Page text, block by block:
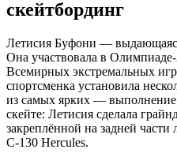
скейтбординг
Летисия Буфони —
Она участвовала в
Всемирных экстремальных
спортсменка установила
из самых ярких — выполнение
скейте: Летисия сделала
закреплённой на задней части
C‑130 Hercules.